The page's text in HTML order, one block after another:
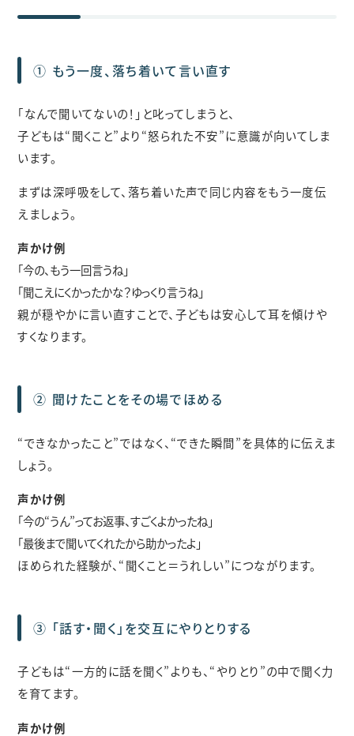
① もう一度、落ち着いて言い直す
「なんで聞いてないの！」と叱ってしまうと、
子どもは“聞くこと”より“怒られた不安”に意識が向いてしま
います。
まずは深呼吸をして、落ち着いた声で同じ内容をもう一度伝
えましょう。
声かけ例
「今の、もう一回言うね」
「聞こえにくかったかな？ゆっくり言うね」
親が穏やかに言い直すことで、子どもは安心して耳を傾けや
すくなります。
② 聞けたことをその場でほめる
“できなかったこと”ではなく、“できた瞬間”を具体的に伝えま
しょう。
声かけ例
「今の“うん”ってお返事、すごくよかったね」
「最後まで聞いてくれたから助かったよ」
ほめられた経験が、“聞くこと＝うれしい”につながります。
③ 「話す・聞く」を交互にやりとりする
子どもは“一方的に話を聞く”よりも、“やりとり”の中で聞く力
を育てます。
声かけ例